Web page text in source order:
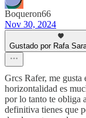
Boqueron66
Nov 30, 2024
Gustado por Rafa
Grcs Rafer, me
horizontalidad es
por lo tanto te obliga
definitiva tienes que